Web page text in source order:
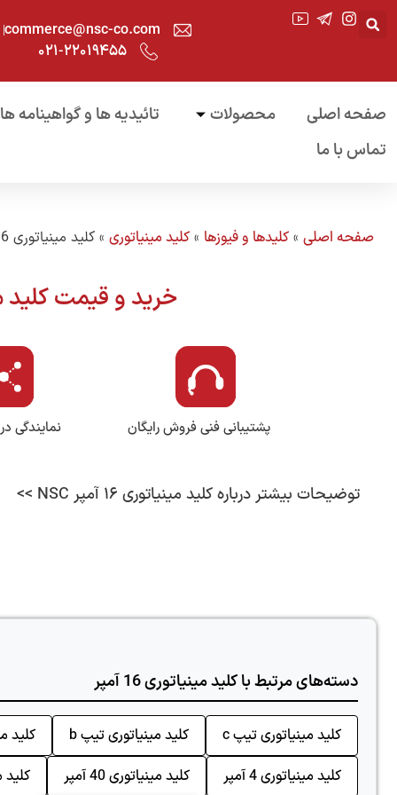
commerce@nsc-co.com
۰۲۱-۲۲۰۱۹۴۵۵
صفحه اصلی محصولات تائیدیه ها و گواهینامه ها
تماس با ما
صفحه اصلی » کلیدها و فیوزها » کلید مینیاتوری » کلید مینیاتوری 16 آمپر
خرید و قیمت کلید مینیاتوری 16 آمپر نیروسامان –
پشتیبانی فنی فروش رایگان نمایندگی
توضیحات بیشتر درباره کلید مینیاتوری 16 آمپر NSC >>
دسته‌های مرتبط با کلید مینیاتوری 16 آمپر
کلید مینیاتوری تیپ c کلید مینیاتوری تیپ b کلید
کلید مینیاتوری 4 آمپر
کلید مینیاتوری 40 آمپر کلید